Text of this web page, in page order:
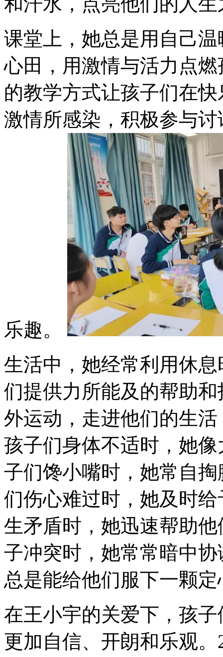
课堂上，她总是用自己
心田，用激情与活力点
的教学方式让孩子们在
激情所感染，积极参与
乐趣。
生活中，她经常利用休
们提供力所能及的帮助
外运动，走进他们的生
孩子们身体不适时，她
子们馋小嘴时，她常自
们伤心难过时，她及时
生矛盾时，她迅速帮助
子冲突时，她常常暗中
总是能给他们服下一颗定
在王小宇的关爱下，孩
更加自信、开朗和乐观